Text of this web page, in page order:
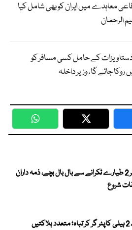
معاہدے میں ایران کو بھی شامل کیا
الرحمان
کے حامل کسی مسافر کو
روکا جائے گا، وزیر داخلہ
WhatsApp Twitter
سڈنی ایئرپورٹ پر 2 طیارے ٹکرانے سے بال بال بچے، ذمہ داران
شروع